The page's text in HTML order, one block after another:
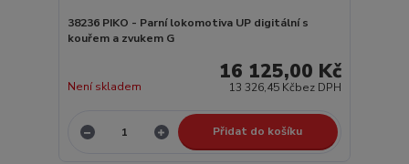
38236 PIKO - Parní lokomotiva UP digitální s
kouřem a zvukem G
16 125,00 Kč
13 326,45 Kčbez DPH
Není skladem
Přidat do košíku